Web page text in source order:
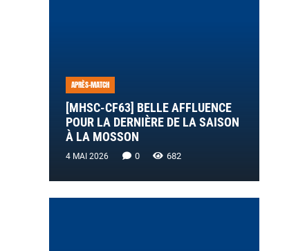
APRÈS-MATCH
[MHSC-CF63] BELLE AFFLUENCE
POUR LA DERNIÈRE DE LA SAISON
À LA MOSSON
4 MAI 2026 0 682